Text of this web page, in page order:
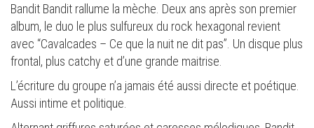
Bandit Bandit rallume la mèche. Deux ans après son premier
album, le duo le plus sulfureux du rock hexagonal revient
avec “Cavalcades – Ce que la nuit ne dit pas”. Un disque plus
frontal, plus catchy et d’une grande maitrise.
L’écriture du groupe n’a jamais été aussi directe et poétique.
Aussi intime et politique.